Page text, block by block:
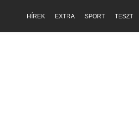
HÍREK EXTRA SPORT TESZT